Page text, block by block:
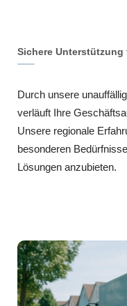
Sichere Unterstützung
Durch unsere
verläuft Ihre
Unsere regionale
besonderen
Lösungen anzubieten.